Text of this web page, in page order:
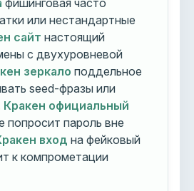
фишинговая часто
или нестандартные
сайт настоящий
с двухуровневой
зеркало поддельное
seed-фразы или
Кракен официальный
попросит пароль вне
вход на фейковый
к компрометации